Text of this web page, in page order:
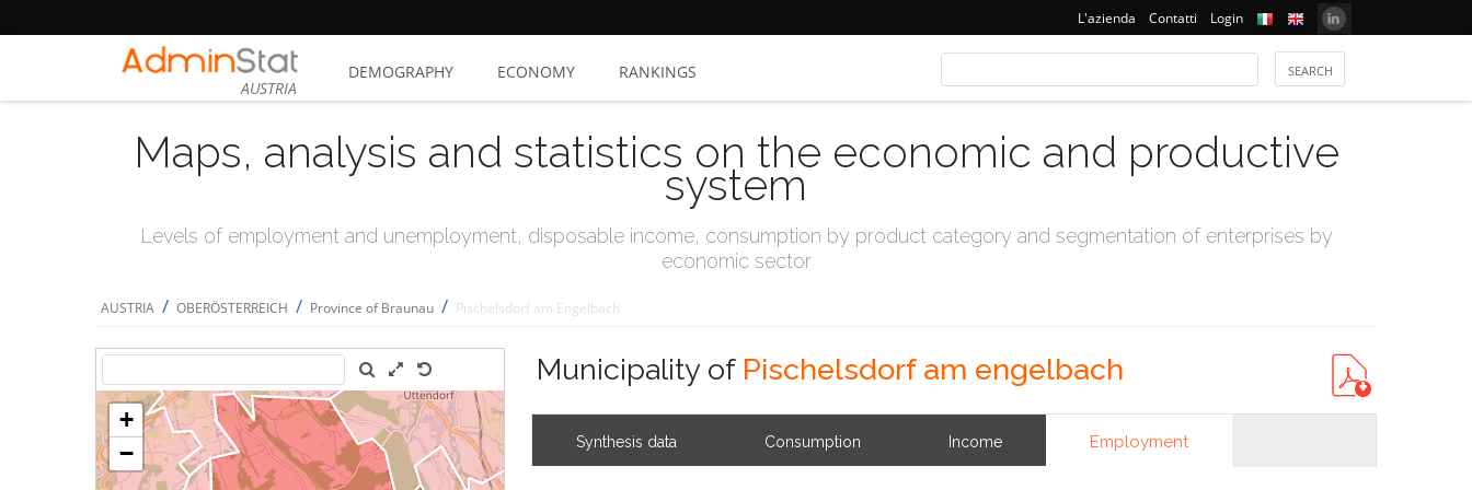
L'azienda Contatti Login
AUSTRIA
DEMOGRAPHY ECONOMY RANKINGS
Maps, analysis and statistics on the economic and productive
system
Levels of employment and unemployment, disposable income, consumption by product category and segmentation of enterprises by
economic sector
AUSTRIA / OBERÖSTERREICH / Province of Braunau / Pischelsdorf am Engelbach
Municipality of Pischelsdorf am engelbach
Synthesis data Consumption Income Employment